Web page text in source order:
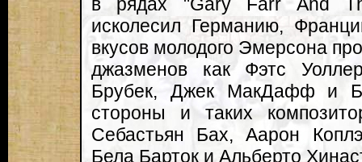
исколесил Германию,
вкусов молодого Эмерсона
джазменов как Фэтс
Брубек, Джек МакДафф и
стороны и таких
Себастьян Бах, Аарон
Бела Барток и Альберто